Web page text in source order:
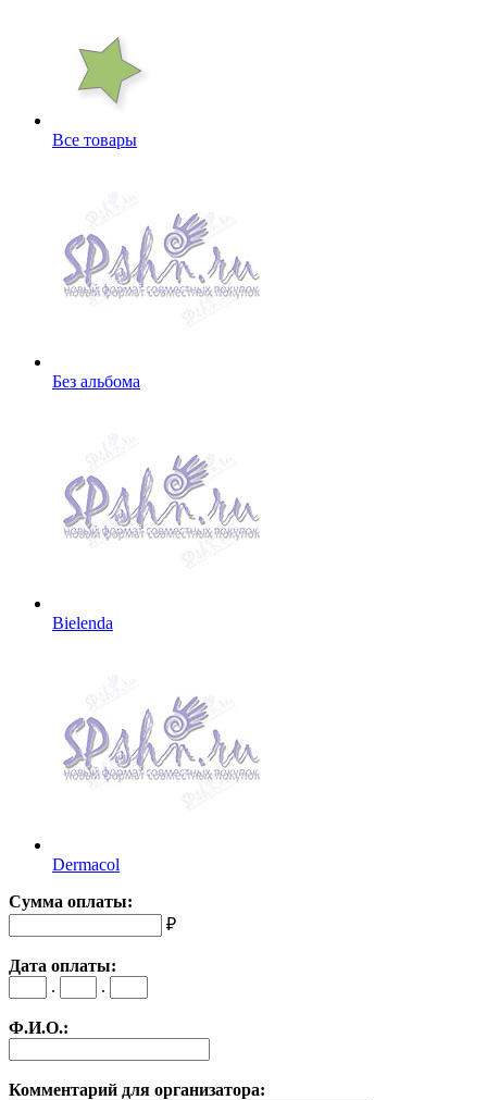
Все товары
Без альбома
Bielenda
Dermacol
Сумма оплаты:
₽
Дата оплаты:
.
.
Ф.И.О.:
Комментарий для организатора: